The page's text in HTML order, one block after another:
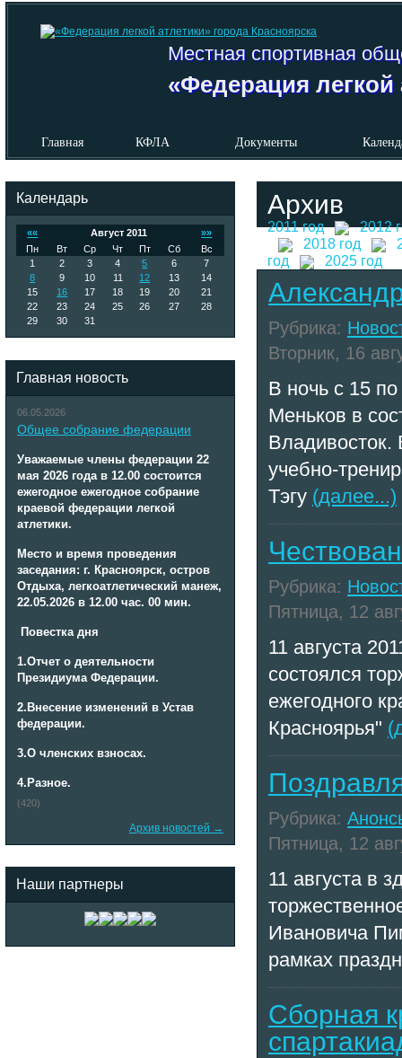
Местная спортивная
«Федерация легкой
Главная КФЛА Документы
Календарь
«« Август 2011
»»
Пн
Вт Ср Чт Пт Сб
Вс
1
2 3 4 5 6
7
8
9 10 11 12 13
14
15
16 17 18 19 20
21
22
23 24 25 26 27
28
29
30 31
Главная новость
06.05.2026
Общее собрание федерации
Уважаемые члены федерации 22
мая 2026 года в 12.00 состоится
ежегодное ежегодное собрание
краевой федерации легкой
атлетики.
Место и время проведения
заседания: г. Красноярск, остров
Отдыха, легкоатлетический манеж,
22.05.2026 в 12.00 час. 00 мин.
Повестка дня
1.Отчет о деятельности
Президиума Федерации.
2. Внесение изменений в Устав
федерации.
3.О членских взносах.
4. Разное.
(420)
Архив новостей →
Наши партнеры
Архив
2011 год
2012
2018 год
год
2025 год
Рубрика:
Вторник, 16
В ночь с 15
Меньков в
Владивосток.
учебно-
Тэгу (далее...)
Рубрика:
Пятница, 12
11 августа
состоялся
ежегодного
Красноярья"
Рубрика:
Пятница, 12
11 августа в
Ивановича
рамках
Сборная